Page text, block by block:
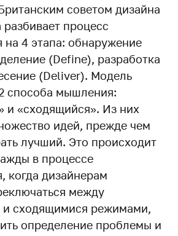
советом дизайна
процесс
на 4 этапа: обнаружение
(Define), разработка
(Deliver). Модель
способа мышления:
и «сходящийся». Из них
идей, прежде чем
лучший. Это происходит
в процессе
когда дизайнерам
между
и сходящимися режимами,
определение проблемы и